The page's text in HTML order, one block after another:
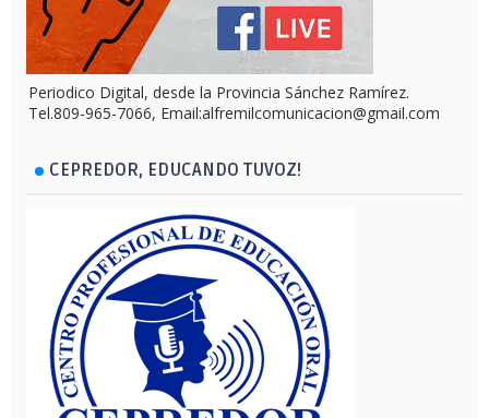
Periodico Digital, desde la Provincia Sánchez Ramírez.
Tel.809-965-7066, Email:alfremilcomunicacion@gmail.com
CEPREDOR, EDUCANDO TUVOZ!